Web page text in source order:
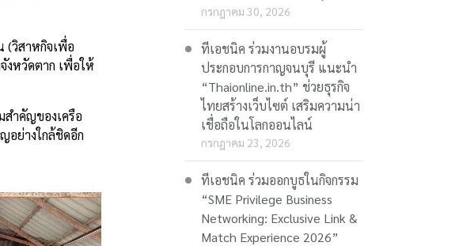
(วิสาหกิจเพื่อ
งหวัดตาก เพื่อให้
สำคัญของเครือ
อย่างใกล้ชิดอีก
กรกฎาคม 30, 2026
ทีเอชนิค ร่วมงานอบรมผู้
ประกอบการกาญจนบุรี แนะนำ
“Thaionline.in.th” ช่วยธุรกิจ
ไทยสร้างเว็บไซต์ เสริมความน่า
เชื่อถือในโลกออนไลน์
กรกฎาคม 23, 2026
ทีเอชนิค ร่วมออกบูธในกิจกรรม
“SME Privilege Business
Networking: Exclusive Link &
Match Experience 2026”